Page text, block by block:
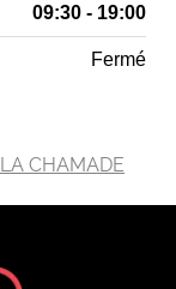
09:30 - 19:00
Fermé
LA CHAMADE